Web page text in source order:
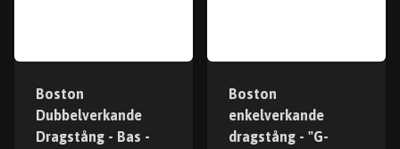
Boston
Dubbelverkande
Dragstång - Bas -
Boston
enkelverkande
dragstång - "G-